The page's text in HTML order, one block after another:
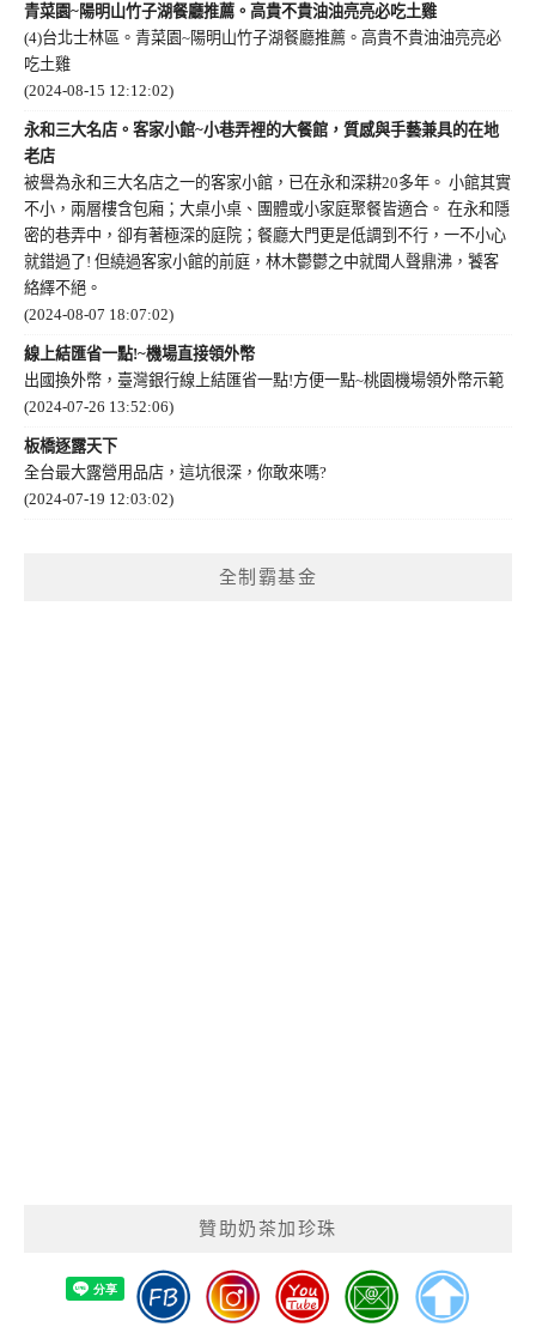
青菜園~陽明山竹子湖餐廳推薦。高貴不貴油油亮亮必吃土雞
(4)台北士林區。青菜園~陽明山竹子湖餐廳推薦。高貴不貴油油亮亮必
吃土雞
(2024-08-15 12:12:02)
永和三大名店。客家小館~小巷弄裡的大餐館，質感與手藝兼具的在地
老店
被譽為永和三大名店之一的客家小館，已在永和深耕20多年。 小館其實
不小，兩層樓含包廂；大桌小桌、團體或小家庭聚餐皆適合。 在永和隱
密的巷弄中，卻有著極深的庭院；餐廳大門更是低調到不行，一不小心
就錯過了! 但繞過客家小館的前庭，林木鬱鬱之中就聞人聲鼎沸，饕客
絡繹不絕。
(2024-08-07 18:07:02)
線上結匯省一點!~機場直接領外幣
出國換外幣，臺灣銀行線上結匯省一點!方便一點~桃園機場領外幣示範
(2024-07-26 13:52:06)
板橋逐露天下
全台最大露營用品店，這坑很深，你敢來嗎?
(2024-07-19 12:03:02)
全制霸基金
贊助奶茶加珍珠